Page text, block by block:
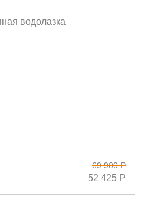
69 900 Р
52 425 Р